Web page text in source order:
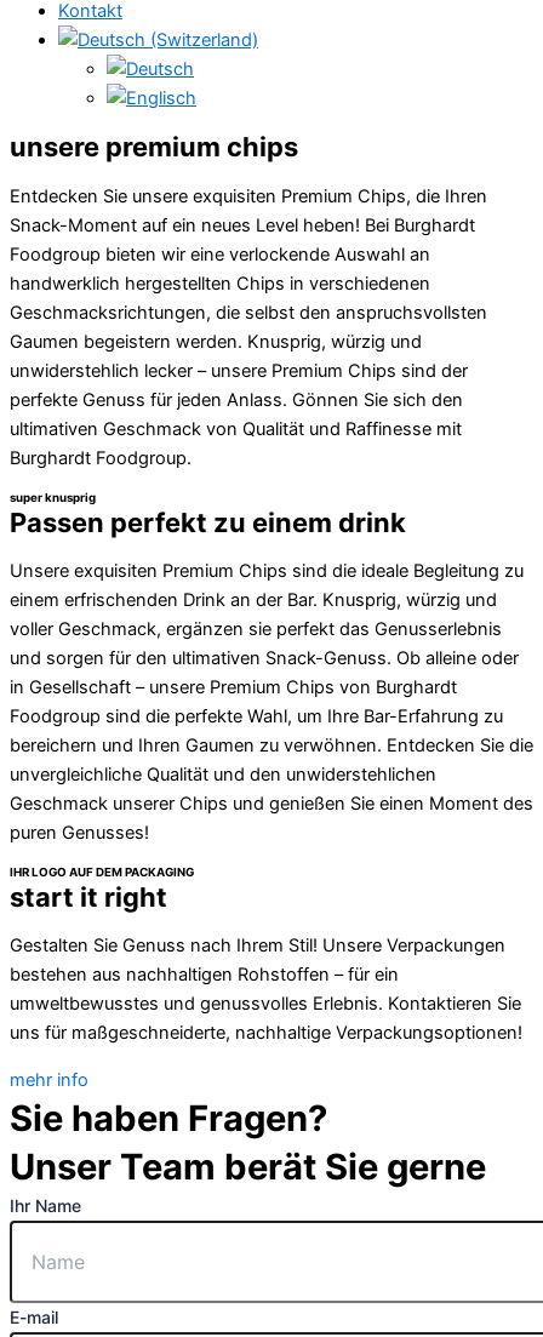
Kontakt
unsere premium chips
Entdecken Sie unsere exquisiten Premium Chips, die Ihren
Snack-Moment auf ein neues Level heben! Bei Burghardt
Foodgroup bieten wir eine verlockende Auswahl an
handwerklich hergestellten Chips in verschiedenen
Geschmacksrichtungen, die selbst den anspruchsvollsten
Gaumen begeistern werden. Knusprig, würzig und
unwiderstehlich lecker – unsere Premium Chips sind der
perfekte Genuss für jeden Anlass. Gönnen Sie sich den
ultimativen Geschmack von Qualität und Raffinesse mit
Burghardt Foodgroup.
super knusprig
Passen perfekt zu einem drink
Unsere exquisiten Premium Chips sind die ideale Begleitung zu
einem erfrischenden Drink an der Bar. Knusprig, würzig und
voller Geschmack, ergänzen sie perfekt das Genusserlebnis
und sorgen für den ultimativen Snack-Genuss. Ob alleine oder
in Gesellschaft – unsere Premium Chips von Burghardt
Foodgroup sind die perfekte Wahl, um Ihre Bar-Erfahrung zu
bereichern und Ihren Gaumen zu verwöhnen. Entdecken Sie die
unvergleichliche Qualität und den unwiderstehlichen
Geschmack unserer Chips und genießen Sie einen Moment des
puren Genusses!
IHR LOGO AUF DEM PACKAGING
start it right
Gestalten Sie Genuss nach Ihrem Stil! Unsere Verpackungen
bestehen aus nachhaltigen Rohstoffen – für ein
umweltbewusstes und genussvolles Erlebnis. Kontaktieren Sie
uns für maßgeschneiderte, nachhaltige Verpackungsoptionen!
mehr info
Sie haben Fragen?
Unser Team berät Sie gerne
Ihr Name
E-mail